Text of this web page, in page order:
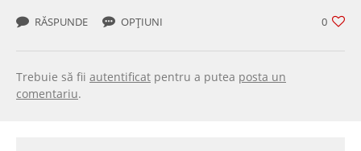
0
RĂSPUNDE OPȚIUNI
Trebuie să fii autentificat pentru a putea posta un
comentariu.